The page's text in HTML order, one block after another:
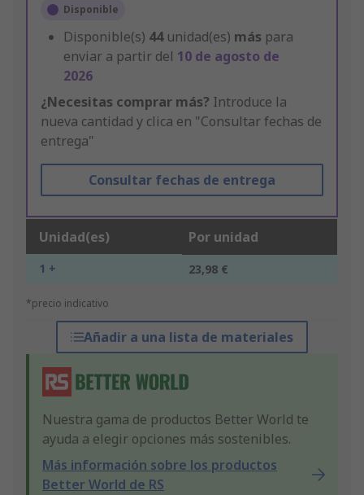
Disponible
Disponible(s) 44 unidad(es) más para
enviar a partir del 10 de agosto de
2026
¿Necesitas comprar más? Introduce la
nueva cantidad y clica en "Consultar fechas de
entrega"
Consultar fechas de entrega
Unidad(es) Por unidad
1 + 23,98 €
*precio indicativo
Añadir a una lista de materiales
Nuestra gama de productos Better World te
ayuda a elegir opciones más sostenibles.
Más información sobre los productos
Better World de RS